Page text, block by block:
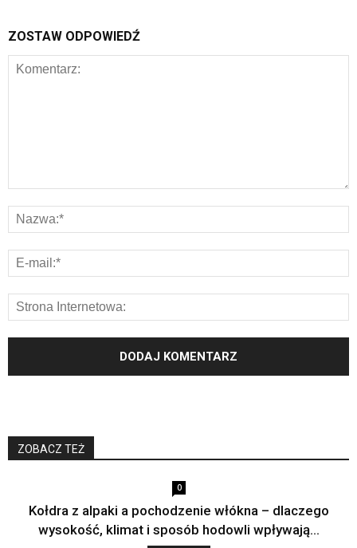
ZOSTAW ODPOWIEDŹ
ZOBACZ TEŻ
0
Kołdra z alpaki a pochodzenie włókna – dlaczego
wysokość, klimat i sposób hodowli wpływają...